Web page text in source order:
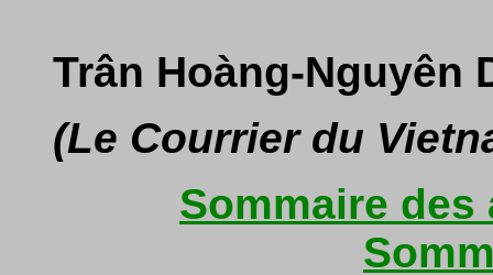
Trân Hoàng-Nguyên
(Le Courrier du
Sommaire des